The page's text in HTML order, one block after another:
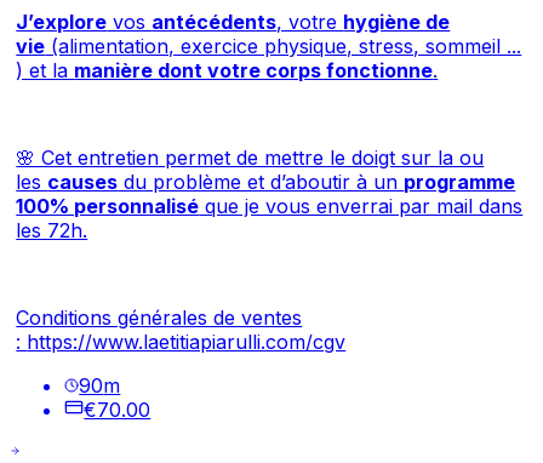
J’explore vos antécédents, votre hygiène de
vie (alimentation, exercice physique, stress, sommeil ...
) et la manière dont votre corps fonctionne.
🌸 Cet entretien permet de mettre le doigt sur la ou
les causes du problème et d’aboutir à un programme
100% personnalisé que je vous enverrai par mail dans
les 72h.
Conditions générales de ventes
: https://www.laetitiapiarulli.com/cgv
90m
€70.00